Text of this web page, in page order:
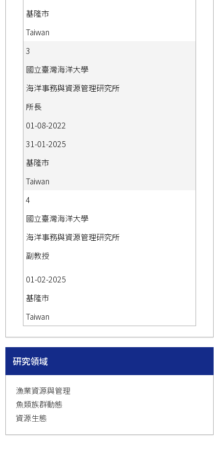
基隆市
Taiwan
3
國立臺灣海洋大學
海洋事務與資源管理研究所
所長
01-08-2022
31-01-2025
基隆市
Taiwan
4
國立臺灣海洋大學
海洋事務與資源管理研究所
副教授
01-02-2025
基隆市
Taiwan
研究領域
漁業資源與管理
魚類族群動態
資源生態